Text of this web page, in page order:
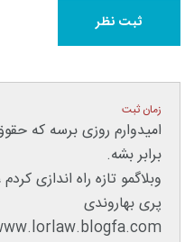
زمان ثبت
امیدوارم روزی برسه که
برابر بشه.
وبلاگمو تازه راه اندازی
پری بهاروندی